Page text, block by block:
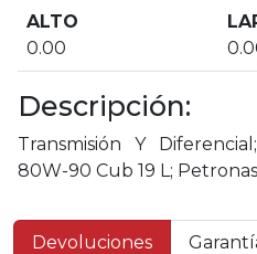
ALTO
0.00
Descripción:
Transmisión Y
80W-90 Cub 19 L;
Devoluciones